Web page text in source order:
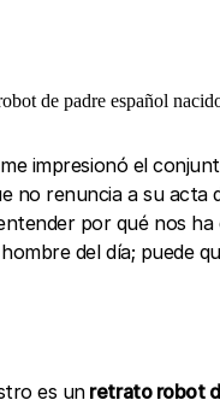
de padre español
impresionó el
no renuncia a su acta
por qué nos
del día; puede
es unretrato robot